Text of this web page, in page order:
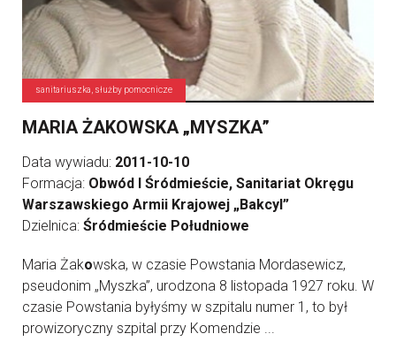
sanitariuszka, służby pomocnicze
MARIA ŻAKOWSKA „MYSZKA”
Data wywiadu: 2011-10-10
Formacja: Obwód I Śródmieście, Sanitariat Okręgu
Warszawskiego Armii Krajowej „Bakcyl”
Dzielnica: Śródmieście Południowe
Maria Żakowska, w czasie Powstania Mordasewicz,
pseudonim „Myszka”, urodzona 8 listopada 1927 roku. W
czasie Powstania byłyśmy w szpitalu numer 1, to był
prowizoryczny szpital przy Komendzie ...